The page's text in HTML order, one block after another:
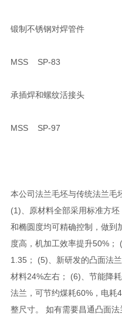
锻制不锈钢对焊管件
MSS SP-83
承插焊和螺纹活接头
MSS SP-97
本公司法兰毛坯与传统法兰毛
(1)、原材料全部采用标准方
和椭圆度均可精确控制，做到
度高，机加工效率提升50%；
1.35； (5)、新研发的凸面法
材料24%左右； (6)、节能降
法兰，可节约煤耗60%，电耗
整尺寸。 如有需要昌通凸面法